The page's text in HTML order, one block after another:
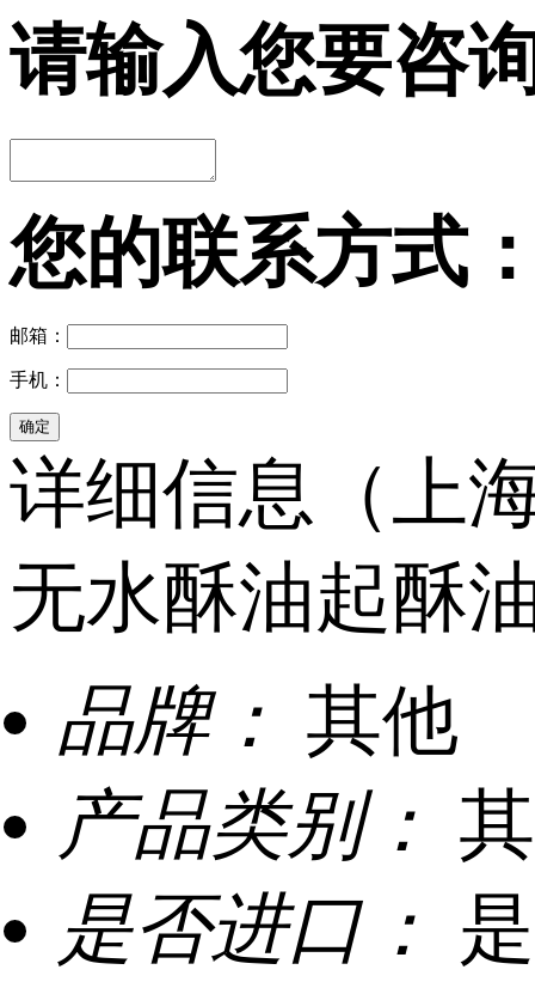
请输入您要咨
您的联系方式
邮箱：
手机：
详细信息（上
无水酥油起酥
品牌： 其他
产品类别：
是否进口： 是